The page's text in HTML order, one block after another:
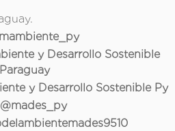
y Desarrollo Sostenible
Paraguay
y Desarrollo Sostenible Py